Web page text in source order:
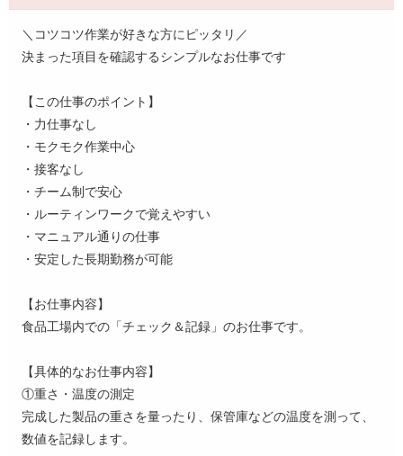
＼コツコツ作業が好きな方にピッタリ／
決まった項目を確認するシンプルなお仕事です
【この仕事のポイント】
・力仕事なし
・モクモク作業中心
・接客なし
・チーム制で安心
・ルーティンワークで覚えやすい
・マニュアル通りの仕事
・安定した長期勤務が可能
【お仕事内容】
食品工場内での「チェック＆記録」のお仕事です。
【具体的なお仕事内容】
①重さ・温度の測定
完成した製品の重さを量ったり、保管庫などの温度を測って、
数値を記録します。